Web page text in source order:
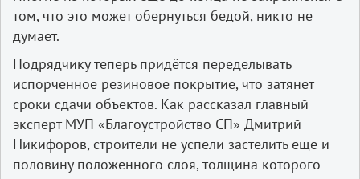
том, что это может обернуться бедой, никто не
думает.
Подрядчику теперь придётся переделывать
испорченное резиновое покрытие, что затянет
сроки сдачи объектов. Как рассказал главный
эксперт МУП «Благоустройство СП» Дмитрий
Никифоров, строители не успели застелить ещё и
половину положенного слоя, толщина которого